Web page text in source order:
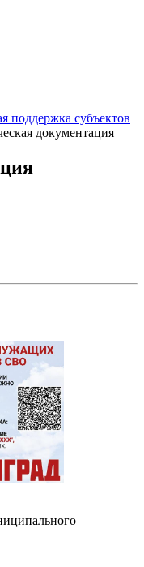
поддержка субъектов
документация